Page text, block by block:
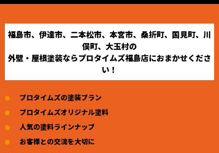
福島市、伊達市、二本松市、本宮市、桑折町、国見町、川
俣町、大玉村の
外壁・屋根塗装ならプロタイムズ福島店におまかせくださ
い！
プロタイムズの塗装プラン
プロタイムズオリジナル塗料
人気の塗料ラインナップ
お客様との交流を大切に